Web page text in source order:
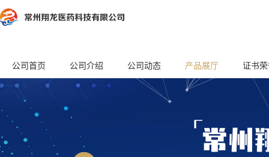
公司首页 公司介绍 公司动态 产品展厅 证书